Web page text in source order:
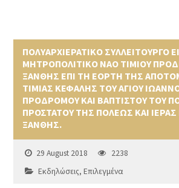
ΠΟΛΥΑΡΧΙΕΡΑΤΙΚΟ ΣΥΛΛΕΙΤΟΥΡΓΟ
ΜΗΤΡΟΠΟΛΙΤΙΚΟ ΝΑΟ ΤΙΜΙΟΥ
ΞΑΝΘΗΣ ΕΠΙ ΤΗ ΕΟΡΤΗ ΤΗΣ
ΤΙΜΙΑΣ ΚΕΦΑΛΗΣ ΤΟΥ ΑΓΙΟΥ
ΠΡΟΔΡΟΜΟΥ ΚΑΙ ΒΑΠΤΙΣΤΟΥ ΤΟΥ
ΠΡΟΣΤΑΤΟΥ ΤΗΣ ΠΟΛΕΩΣ ΚΑΙ
ΞΑΝΘΗΣ.
29 August 2018
2238
Εκδηλώσεις,Επιλεγμένα